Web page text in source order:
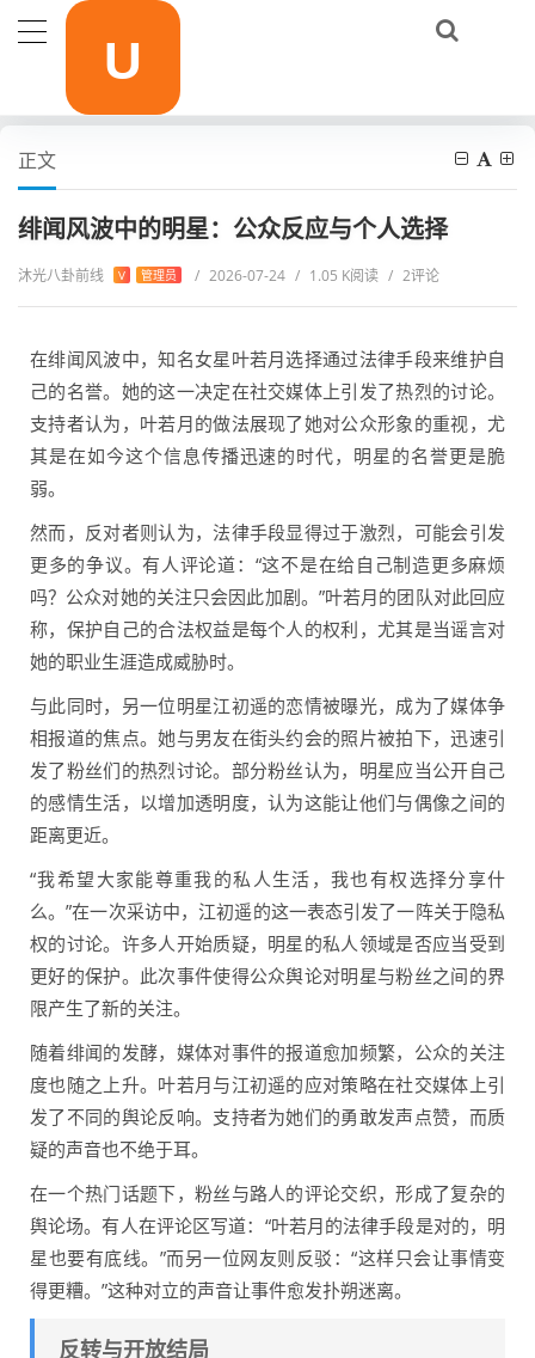
当前位置： 影视作品
正文
绯闻风波中的明星：公众反应与个人选择
沐光八卦前线 V 管理员 / 2026-07-24 / 1.05 K阅读 / 2评论
在绯闻风波中，知名女星叶若月选择通过法律手段来维护自
己的名誉。她的这一决定在社交媒体上引发了热烈的讨论。
支持者认为，叶若月的做法展现了她对公众形象的重视，尤
其是在如今这个信息传播迅速的时代，明星的名誉更是脆
弱。
然而，反对者则认为，法律手段显得过于激烈，可能会引发
更多的争议。有人评论道：“这不是在给自己制造更多麻烦
吗？公众对她的关注只会因此加剧。”叶若月的团队对此回应
称，保护自己的合法权益是每个人的权利，尤其是当谣言对
她的职业生涯造成威胁时。
与此同时，另一位明星江初遥的恋情被曝光，成为了媒体争
相报道的焦点。她与男友在街头约会的照片被拍下，迅速引
发了粉丝们的热烈讨论。部分粉丝认为，明星应当公开自己
的感情生活，以增加透明度，认为这能让他们与偶像之间的
距离更近。
“我希望大家能尊重我的私人生活，我也有权选择分享什
么。”在一次采访中，江初遥的这一表态引发了一阵关于隐私
权的讨论。许多人开始质疑，明星的私人领域是否应当受到
更好的保护。此次事件使得公众舆论对明星与粉丝之间的界
限产生了新的关注。
随着绯闻的发酵，媒体对事件的报道愈加频繁，公众的关注
度也随之上升。叶若月与江初遥的应对策略在社交媒体上引
发了不同的舆论反响。支持者为她们的勇敢发声点赞，而质
疑的声音也不绝于耳。
在一个热门话题下，粉丝与路人的评论交织，形成了复杂的
舆论场。有人在评论区写道：“叶若月的法律手段是对的，明
星也要有底线。”而另一位网友则反驳：“这样只会让事情变
得更糟。”这种对立的声音让事件愈发扑朔迷离。
反转与开放结局